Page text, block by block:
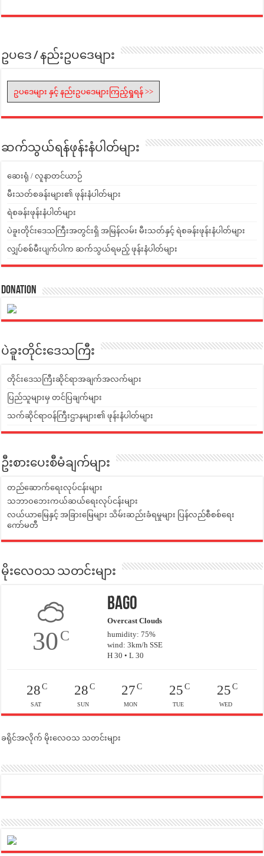
ဥပဒေ / နည်းဥပဒေများ
ဥပဒေများ နှင့် နည်းဥပဒေများကြည့်ရှုရန် >>
ဆက်သွယ်ရန်ဖုန်းနံပါတ်များ
ဆေးရုံ / လူနာတင်ယာဉ်
မီးသတ်စခန်းများ၏ ဖုန်းနံပါတ်များ
ရဲစခန်းဖုန်းနံပါတ်များ
ပဲခူးတိုင်းဒေသကြီးအတွင်းရှိ အမြန်လမ်း မီးသတ်နှင့် ရဲစခန်းဖုန်းနံပါတ်များ
လျှပ်စစ်မီးပျက်ပါက ဆက်သွယ်ရမည့် ဖုန်းနံပါတ်များ
Donation
ပဲခူးတိုင်းဒေသကြီး
တိုင်းဒေသကြီးဆိုင်ရာအချက်အလက်များ
ပြည်သူများမှ တင်ပြချက်များ
သက်ဆိုင်ရာဝန်ကြီးဌာနများ၏ ဖုန်းနံပါတ်များ
ဦးစားပေးစီမံချက်များ
တည်ဆောက်ရေးလုပ်ငန်းများ
သဘာဝဘေးကယ်ဆယ်ရေးလုပ်ငန်းများ
လယ်ယာမြေနှင့် အခြားမြေများ သိမ်းဆည်းခံရမှုများ ပြန်လည်စီစစ်ရေး
ကော်မတီ
မိုးလေဝသ သတင်းများ
30C
Bago
Overcast Clouds
humidity: 75%
wind: 3km/h SSE
H 30 • L 30
28C
SAT
28C
SUN
27 C
MON
25C
TUE
25C
WED
ခရိုင်အလိုက် မိုးလေဝသ သတင်းများ